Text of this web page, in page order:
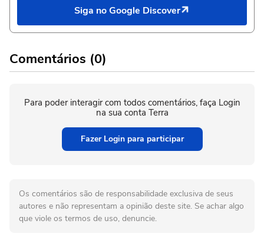
Siga no Google Discover
Comentários (0)
Para poder interagir com todos comentários, faça Login
na sua conta Terra
Fazer Login para participar
Os comentários são de responsabilidade exclusiva de seus
autores e não representam a opinião deste site. Se achar algo
que viole os termos de uso, denuncie.